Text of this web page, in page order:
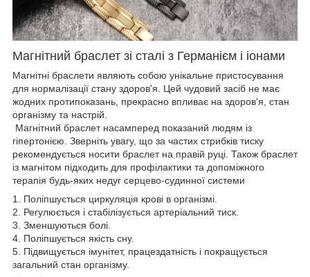
Магнітний браслет зі сталі з Германієм і іонами
Магнітні браслети являють собою унікальне пристосування
для нормалізації стану здоров'я. Цей чудовий засіб не має
жодних протипоказань, прекрасно впливає на здоров'я, стан
організму та настрій.
Магнітний браслет насамперед показаний людям із
гіпертонією. Зверніть увагу, що за частих стрибків тиску
рекомендується носити браслет на правій руці. Також браслет
із магнітом підходить для профілактики та допоміжного
терапія будь-яких недуг серцево-судинної системи
1. Поліпшується циркуляція крові в організмі.
2. Регулюється і стабілізується артеріальний тиск.
3. Зменшуються болі.
4. Поліпшується якість сну.
5. Підвищується імунітет, працездатність і покращується
загальний стан організму.